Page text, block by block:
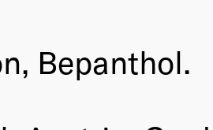
Bepanthol.